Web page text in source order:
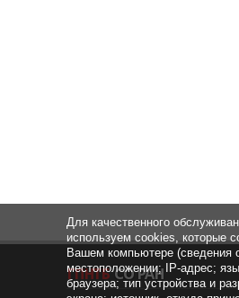
Для качественного
используем cookies, которые
Вашем компьютере (сведения
местоположении; IP-адрес;
браузера; тип устройства и